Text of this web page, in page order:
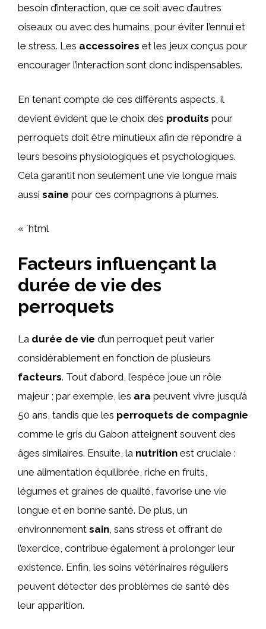
besoin d’interaction, que ce soit avec d’autres
oiseaux ou avec des humains, pour éviter l’ennui et
le stress. Les accessoires et les jeux conçus pour
encourager l’interaction sont donc indispensables.
En tenant compte de ces différents aspects, il
devient évident que le choix des produits pour
perroquets doit être minutieux afin de répondre à
leurs besoins physiologiques et psychologiques.
Cela garantit non seulement une vie longue mais
aussi saine pour ces compagnons à plumes.
« `html
Facteurs influençant la
durée de vie des
perroquets
La durée de vie d’un perroquet peut varier
considérablement en fonction de plusieurs
facteurs. Tout d’abord, l’espèce joue un rôle
majeur ; par exemple, les ara peuvent vivre jusqu’à
50 ans, tandis que les perroquets de compagnie
comme le gris du Gabon atteignent souvent des
âges similaires. Ensuite, la nutrition est cruciale :
une alimentation équilibrée, riche en fruits,
légumes et graines de qualité, favorise une vie
longue et en bonne santé. De plus, un
environnement sain , sans stress et offrant de
l’exercice, contribue également à prolonger leur
existence. Enfin, les soins vétérinaires réguliers
peuvent détecter des problèmes de santé dès
leur apparition.